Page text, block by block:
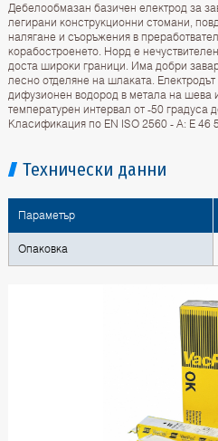
Дебелообмазан базичен електрод за
легирани конструкционни стомани,
налягане и съоръжения в
корабостроенето. Норд е
доста широки граници. Има добри
лесно отделяне на шлаката.
дифузионен водород в метала на шева
температурен интервал от -50 градуса
Класификация по EN ISO 2560 - A: E 46
Технически данни
Параметър
Опаковка